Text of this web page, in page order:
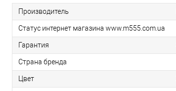
Производитель
Статус интернет магазина www.m555.com.ua
Гарантия
Страна бренда
Цвет